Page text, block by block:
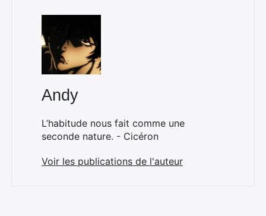
Andy
L’habitude nous fait comme une
seconde nature. - Cicéron
Voir les publications de l'auteur